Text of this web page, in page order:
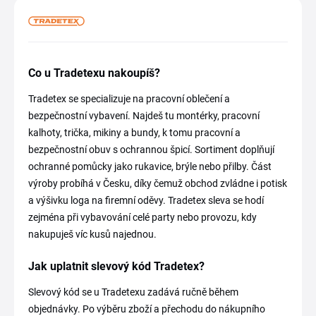
Co u Tradetexu nakoupíš?
Tradetex se specializuje na pracovní oblečení a
bezpečnostní vybavení. Najdeš tu montérky, pracovní
kalhoty, trička, mikiny a bundy, k tomu pracovní a
bezpečnostní obuv s ochrannou špicí. Sortiment doplňují
ochranné pomůcky jako rukavice, brýle nebo přilby. Část
výroby probíhá v Česku, díky čemuž obchod zvládne i potisk
a výšivku loga na firemní oděvy. Tradetex sleva se hodí
zejména při vybavování celé party nebo provozu, kdy
nakupuješ víc kusů najednou.
Jak uplatnit slevový kód Tradetex?
Slevový kód se u Tradetexu zadává ručně během
objednávky. Po výběru zboží a přechodu do nákupního